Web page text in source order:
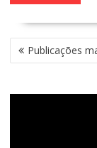
NAVEGAÇÃO
PORPublicações